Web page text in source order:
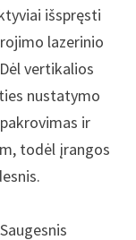
išspręsti
lazerinio
Dėl vertikalios
nustatymo
ir
todėl įrangos